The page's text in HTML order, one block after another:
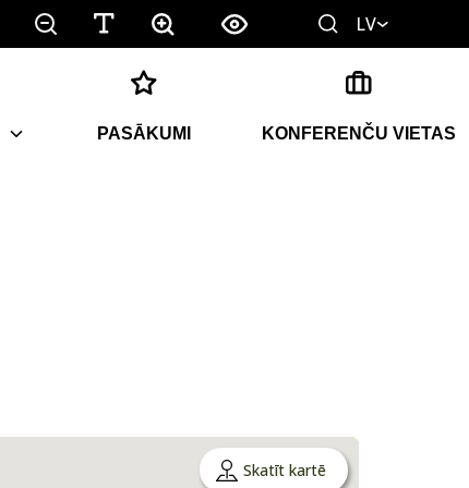
LV
PASĀKUMI KONFERENČU VIETAS
Skatīt kartē